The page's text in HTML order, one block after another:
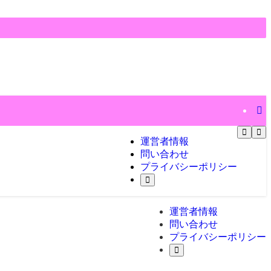
運営者情報
問い合わせ
プライバシーポリシー
運営者情報
問い合わせ
プライバシーポリシー